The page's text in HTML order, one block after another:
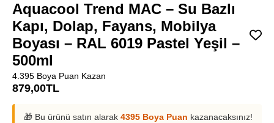
Aquacool Trend MAC – Su Bazlı
Kapı, Dolap, Fayans, Mobilya
Boyası – RAL 6019 Pastel Yeşil –
500ml
4.395 Boya Puan Kazan
879,00TL
🎁 Bu ürünü satın alarak 4395 Boya Puan kazanacaksınız!